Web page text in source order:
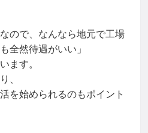
ので、なんなら地元で工場
全然待遇がいい」
ます。
、
を始められるのもポイント